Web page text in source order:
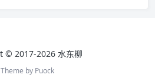
© 2017-2026 水东柳
Theme by Puock